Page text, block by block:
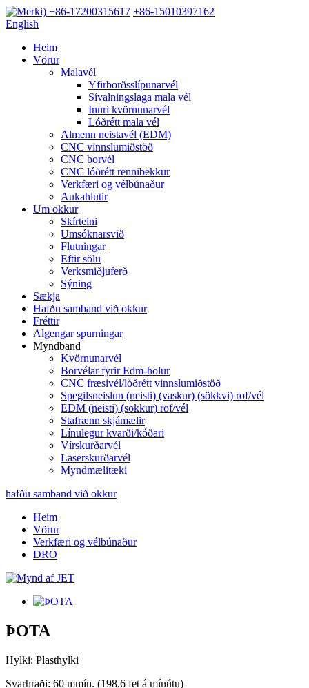
+86-17200315617 +86-15010397162
English
Heim
Vörur
Malavél
Yfirborðsslípunarvél
Sívalningslaga mala vél
Innri kvörnunarvél
Lóðrétt mala vél
Almenn neistavél (EDM)
CNC vinnslumiðstöð
CNC borvél
CNC lóðrétt rennibekkur
Verkfæri og vélbúnaður
Aukahlutir
Um okkur
Skírteini
Umsóknarsvið
Flutningar
Eftir sölu
Verksmiðjuferð
Sýning
Sækja
Hafðu samband við okkur
Fréttir
Algengar spurningar
Myndband
Kvörnunarvél
Borvélar fyrir Edm-holur
CNC fræsivél/lóðrétt vinnslumiðstöð
Spegilsneislun (neisti) (vaskur) (sökkvi) rof/vél
EDM (neisti) (sökkur) rof/vél
Stafrænn skjámælir
Línulegur kvarði/kóðari
Vírskurðarvél
Laserskurðarvél
Myndmælitæki
hafðu samband við okkur
Heim
Vörur
Verkfæri og vélbúnaður
DRO
ÞOTA
Hylki: Plasthylki
Svarhraði: 60 mmín. (198,6 fet á mínútu)